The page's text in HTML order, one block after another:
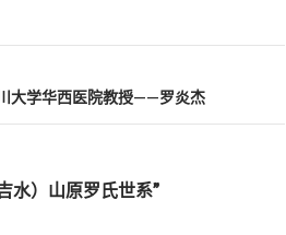
大学华西医院教授——罗炎杰
水）山原罗氏世系”